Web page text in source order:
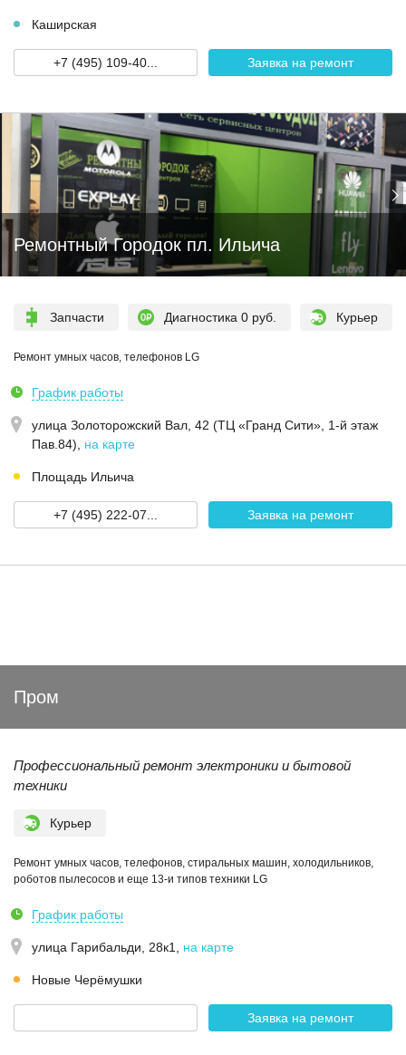
Каширская
+7 (495) 109-40... Заявка на ремонт
Ремонтный Городок пл. Ильича
Запчасти Диагностика 0 руб. Курьер
Ремонт умных часов, телефонов LG
График работы
улица Золоторожский Вал, 42 (ТЦ «Гранд Сити», 1-й этаж
Пав.84)
на карте
Площадь Ильича
+7 (495) 222-07... Заявка на ремонт
Пром
Профессиональный ремонт электроники и бытовой
техники
Курьер
Ремонт умных часов, телефонов, стиральных машин, холодильников,
роботов пылесосов и еще 13-и типов техники LG
График работы
улица Гарибальди, 28к1 на карте
Новые Черёмушки
Заявка на ремонт